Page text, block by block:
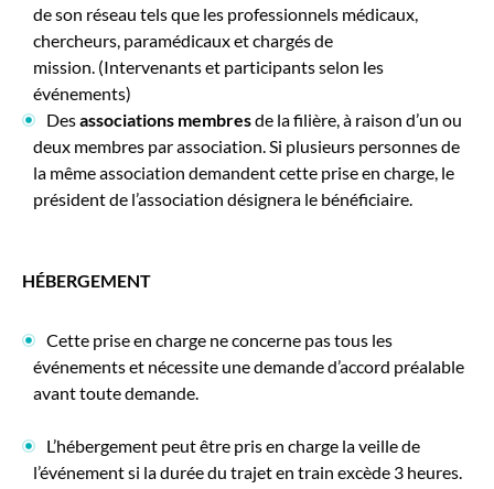
de son réseau tels que les professionnels médicaux,
chercheurs, paramédicaux et chargés de
mission. (Intervenants et participants selon les
événements)
Desassociations membresde lafilière, à raison d’un ou
deux membres par association. Si plusieurs personnes de
la même association demandent cette prise en charge, le
président de l’association désignera le bénéficiaire.
HÉBERGEMENT
Cette prise en charge ne concerne pas tous les
événements et nécessite une demande d’accord préalable
avant toute demande.
L’hébergement peut être pris en charge la veille de
l’événement si la durée du trajet en train excède 3 heures.